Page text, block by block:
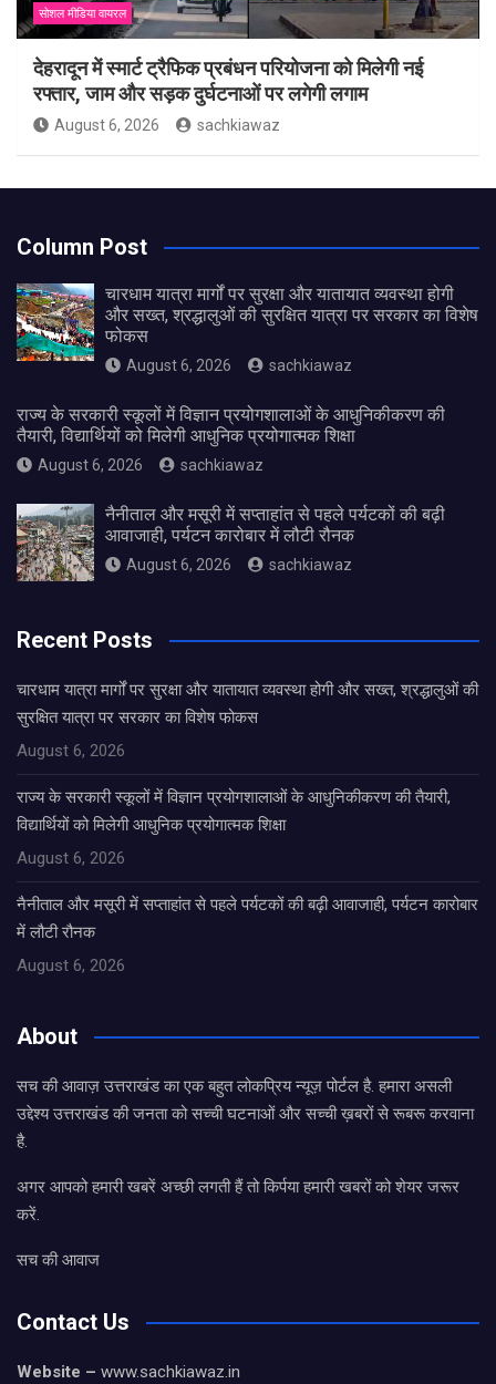
सोशल मीडिया वायरल
देहरादून में स्मार्ट ट्रैफिक प्रबंधन परियोजना को मिलेगी नई
रफ्तार, जाम और सड़क दुर्घटनाओं पर लगेगी लगाम
August 6, 2026 sachkiawaz
Column Post
चारधाम यात्रा मार्गों पर सुरक्षा और यातायात व्यवस्था होगी
और सख्त, श्रद्धालुओं की सुरक्षित यात्रा पर सरकार का विशेष
फोकस
August 6, 2026 sachkiawaz
राज्य के सरकारी स्कूलों में विज्ञान प्रयोगशालाओं के आधुनिकीकरण की
तैयारी, विद्यार्थियों को मिलेगी आधुनिक प्रयोगात्मक शिक्षा
August 6, 2026 sachkiawaz
नैनीताल और मसूरी में सप्ताहांत से पहले पर्यटकों की बढ़ी
आवाजाही, पर्यटन कारोबार में लौटी रौनक
August 6, 2026 sachkiawaz
Recent Posts
चारधाम यात्रा मार्गों पर सुरक्षा और यातायात व्यवस्था होगी और सख्त, श्रद्धालुओं की
सुरक्षित यात्रा पर सरकार का विशेष फोकस
August 6, 2026
राज्य के सरकारी स्कूलों में विज्ञान प्रयोगशालाओं के आधुनिकीकरण की तैयारी,
विद्यार्थियों को मिलेगी आधुनिक प्रयोगात्मक शिक्षा
August 6, 2026
नैनीताल और मसूरी में सप्ताहांत से पहले पर्यटकों की बढ़ी आवाजाही, पर्यटन कारोबार
में लौटी रौनक
August 6, 2026
About
सच की आवाज़ उत्तराखंड का एक बहुत लोकप्रिय न्यूज़ पोर्टल है. हमारा असली
उद्देश्य उत्तराखंड की जनता को सच्ची घटनाओं और सच्ची ख़बरों से रूबरू करवाना
है.
अगर आपको हमारी खबरें अच्छी लगती हैं तो किर्पया हमारी खबरों को शेयर जरूर
करें.
सच की आवाज
Contact Us
Website – www.sachkiawaz.in